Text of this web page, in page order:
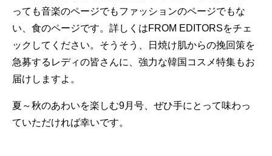
っても音楽のページでもファッションのページでもな
い、食のページです。詳しくはFROM EDITORSをチェ
ックしてください。そうそう、日焼け肌からの挽回策を
急募するレディの皆さんに、強力な韓国コスメ特集もお
届けしますよ。
夏～秋のあわいを楽しむ9月号、ぜひ手にとって味わっ
ていただければ幸いです。